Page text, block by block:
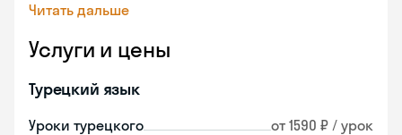
Читать дальше
Услуги и цены
Турецкий язык
Уроки турецкого от 1590 ₽ / урок